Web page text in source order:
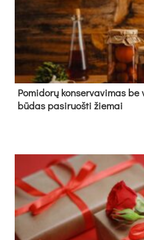
Pomidorų konservavimas
būdas pasiruošti žiemai